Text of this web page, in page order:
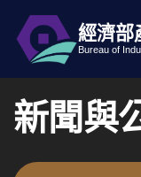
跳到主要內容
網站導覽
經濟部
Bureau of
新聞與